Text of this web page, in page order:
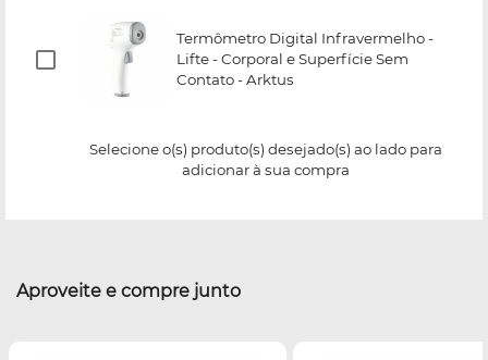
Termômetro Digital Infravermelho -
Lifte - Corporal e Superfície Sem
Contato - Arktus
Selecione o(s) produto(s) desejado(s) ao lado para
adicionar à sua compra
Aproveite e compre junto